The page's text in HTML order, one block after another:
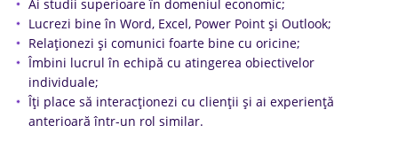
Ai studii superioare în domeniul economic;
Lucrezi bine în Word, Excel, Power Point şi Outlook;
Relaţionezi şi comunici foarte bine cu oricine;
Îmbini lucrul în echipă cu atingerea obiectivelor
individuale;
Îţi place să interacţionezi cu clienţii şi ai experienţă
anterioară într-un rol similar.